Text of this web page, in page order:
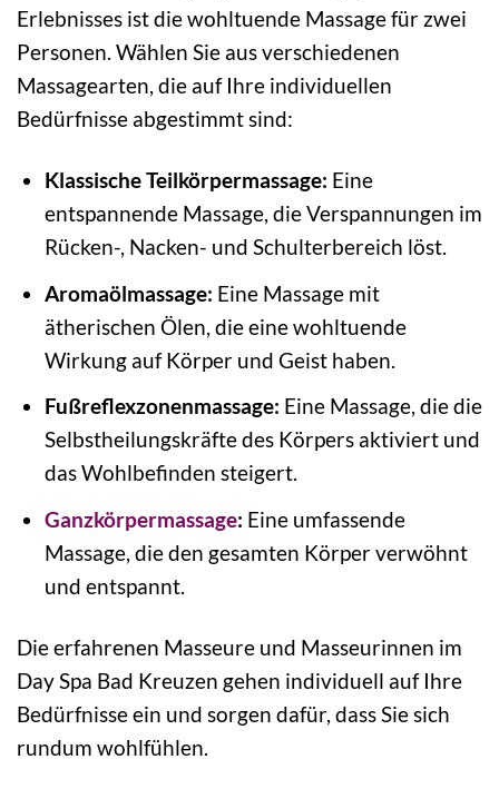
Erlebnisses ist die wohltuende Massage für zwei
Personen. Wählen Sie aus verschiedenen
Massagearten, die auf Ihre individuellen
Bedürfnisse abgestimmt sind:
Klassische Teilkörpermassage: Eine
entspannende Massage, die Verspannungen im
Rücken-, Nacken- und Schulterbereich löst.
Aromaölmassage: Eine Massage mit
ätherischen Ölen, die eine wohltuende
Wirkung auf Körper und Geist haben.
Fußreflexzonenmassage: Eine Massage, die die
Selbstheilungskräfte des Körpers aktiviert und
das Wohlbefinden steigert.
Ganzkörpermassage: Eine umfassende
Massage, die den gesamten Körper verwöhnt
und entspannt.
Die erfahrenen Masseure und Masseurinnen im
Day Spa Bad Kreuzen gehen individuell auf Ihre
Bedürfnisse ein und sorgen dafür, dass Sie sich
rundum wohlfühlen.